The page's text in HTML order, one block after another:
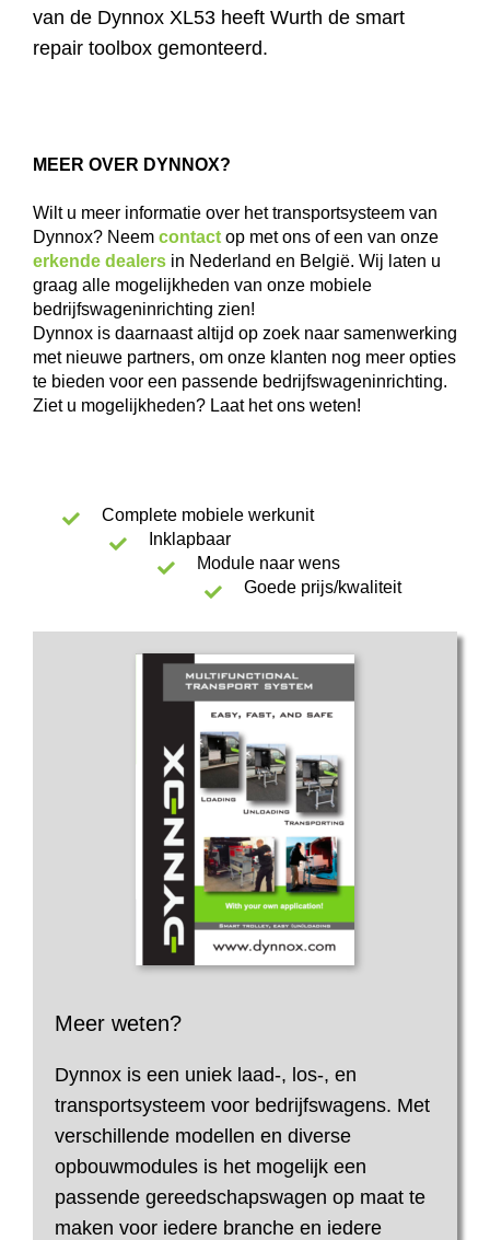
van de Dynnox XL53 heeft Wurth de smart
repair toolbox gemonteerd.
MEER OVER DYNNOX?
Wilt u meer informatie over het transportsysteem van
Dynnox? Neem contactop met ons of een van onze
erkende dealersin Nederland en België. Wij laten u
graag alle mogelijkheden van onze mobiele
bedrijfswageninrichting zien!
Dynnox is daarnaast altijd op zoek naar samenwerking
met nieuwe partners, om onze klanten nog meer opties
te bieden voor een passende bedrijfswageninrichting.
Ziet u mogelijkheden? Laat het ons weten!
Complete mobiele werkunit
Inklapbaar
Module naar wens
Goede prijs/kwaliteit
Meer weten?
Dynnox is een uniek laad-, los-, en
transportsysteem voor bedrijfswagens. Met
verschillende modellen en diverse
opbouwmodules is het mogelijk een
passende gereedschapswagen op maat te
maken voor iedere branche en iedere